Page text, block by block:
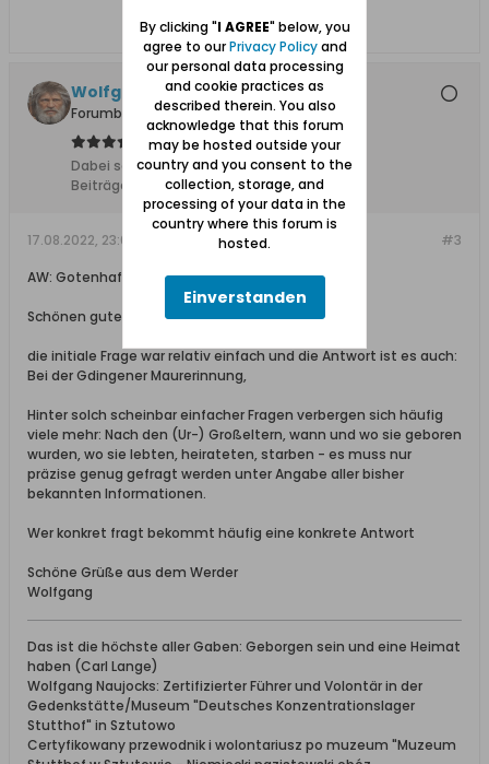
Wolfgang
Forumbetreiber
Dabei seit:10.02.2008
Beiträge:
11627
#3
17.08.2022, 23:07
AW: Gotenhafen Maurerlehre
Schönen guten Abend,
die initiale Frage war relativ einfach und die Antwort ist es auch:
Bei der Gdingener Maurerinnung,
Hinter solch scheinbar einfacher Fragen verbergen sich häufig
viele mehr: Nach den (Ur-) Großeltern, wann und wo sie geboren
wurden, wo sie lebten, heirateten, starben - es muss nur
präzise genug gefragt werden unter Angabe aller bisher
bekannten Informationen.
Wer konkret fragt bekommt häufig eine konkrete Antwort
Schöne Grüße aus dem Werder
Wolfgang
Das ist die höchste aller Gaben: Geborgen sein und eine Heimat
haben (Carl Lange)
Wolfgang Naujocks: Zertifizierter Führer und Volontär in der
Gedenkstätte/Museum "Deutsches Konzentrationslager
Stutthof" in Sztutowo
Certyfikowany przewodnik i wolontariusz po muzeum "Muzeum
By clicking "I AGREE" below, you
agree to ourPrivacy Policyand
our personal data processing
and cookie practices as
described therein. You also
acknowledge that this forum
may be hosted outside your
country and you consent to the
collection, storage, and
processing of your data in the
country where this forum is
hosted.
Einverstanden